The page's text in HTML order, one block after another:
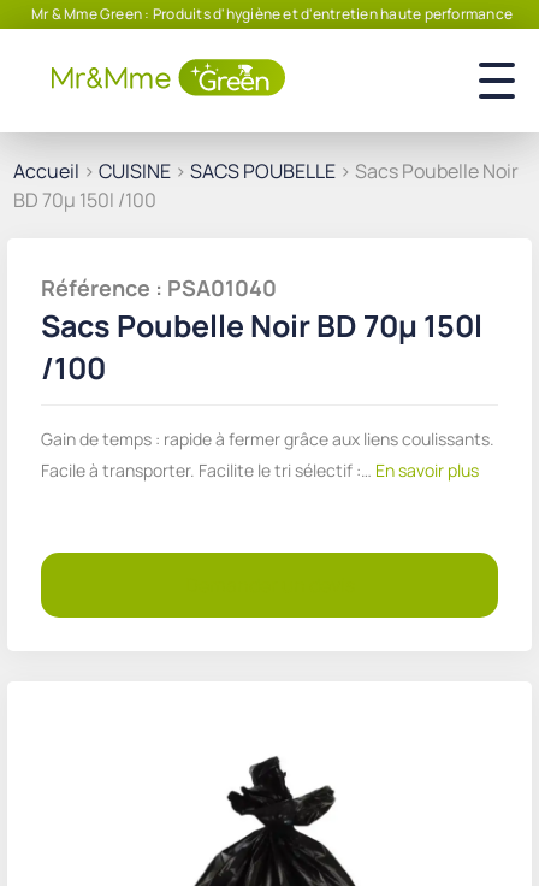
Mr & Mme Green : Produits d'hygiène et d'entretien haute performance
Accueil > CUISINE > SACS POUBELLE > Sacs Poubelle Noir
BD 70µ 150l /100
Référence : PSA01040
Sacs Poubelle Noir BD 70µ 150l
/100
Gain de temps : rapide à fermer grâce aux liens coulissants.
Facile à transporter. Facilite le tri sélectif :… En savoir plus